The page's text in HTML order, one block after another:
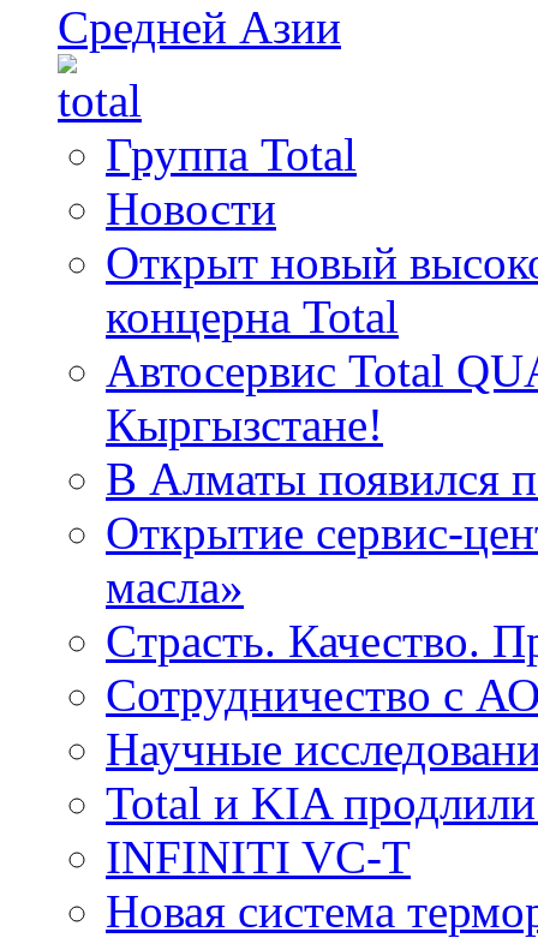
Средней Азии
Группа Total
Новости
Открыт новый
концерна Total
Автосервис Total
Кыргызстане!
В Алматы появился
Открытие сервис-
масла»
Cтрасть. Качество.
Сотрудничество с
Научные
Total и KIA продлили
INFINITI VC-T
Новая система